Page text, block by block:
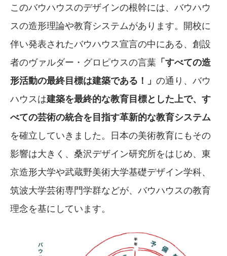
このバウハウスのデザインの根幹には、バウハウ
スの造形理論や教育システムがあります。開校に
伴い発表されたバウハウス宣言の中にある、創設
者のヴァルダー・グロピウスの言葉 「すべての造
形活動の最終目標は建築である！」 の通り、バウ
ハウスは建築を最終的な教育目標とした上で、す
べての芸術の統合を目指す革新的な教育システム
を確立していきました。日本の美術教育にもその
影響は大きく、桑沢デザイン研究所をはじめ、東
京造形大学や武蔵野美術大学基礎デザイン学科、
筑波大学芸術専門学群などが、バウハウスの教育
理念を基にしています。